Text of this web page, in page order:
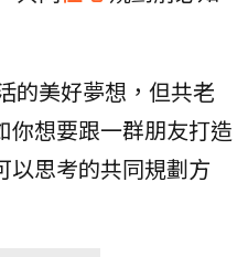
的美好夢想，但共老
你想要跟一群朋友打造
以思考的共同規劃方